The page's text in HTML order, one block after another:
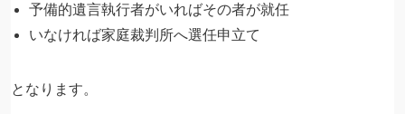
予備的遺言執行者がいればその者が就任
いなければ家庭裁判所へ選任申立て
となります。